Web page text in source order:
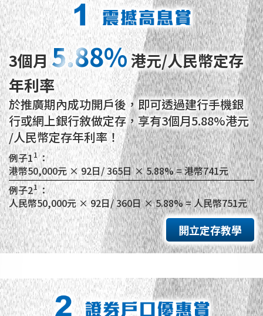
3個月 5.88%
5.88%港元/人民幣定存
年利率
於推廣期內成功開戶後，即可透過建行手機銀
行或網上銀行敘做定存，享有3個月5.88%港元
/人民幣定存年利率！
例子11：
港幣50,000元 × 92日/ 365日 ×5.88% = 港幣741元
例子21：
人民幣50,000元 × 92日/ 360日 ×5.88% = 人民幣751元
開立定存教學